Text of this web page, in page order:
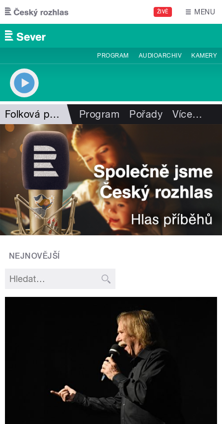
Přejít k hlavnímu obsahu
ŽIVĚ MENU
PROGRAM AUDIOARCHIV KAMERY
Folková pohlazení Program Pořady Více…
NEJNOVĚJŠÍ